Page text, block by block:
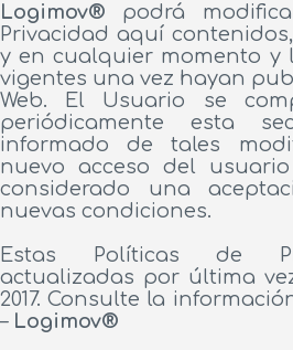
Logimov® podrá
Privacidad aquí
y en cualquier momento y
vigentes una vez hayan
Web. El Usuario se
periódicamente esta
informado de tales
nuevo acceso del
considerado una
nuevas condiciones.
Estas Políticas de
actualizadas por última
2017. Consulte la
– Logimov®